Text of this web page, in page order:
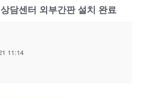
담센터 외부간판 설치 완료
11:14